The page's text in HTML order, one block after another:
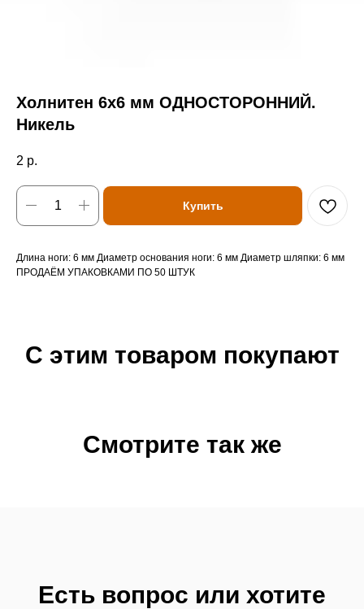
Холнитен 6х6 мм ОДНОСТОРОННИЙ.
Никель
2 р.
Купить
Длина ноги: 6 мм Диаметр основания ноги: 6 мм Диаметр шляпки: 6 мм
ПРОДАЁМ УПАКОВКАМИ ПО 50 ШТУК
С этим товаром покупают
Смотрите так же
Есть вопрос или хотите